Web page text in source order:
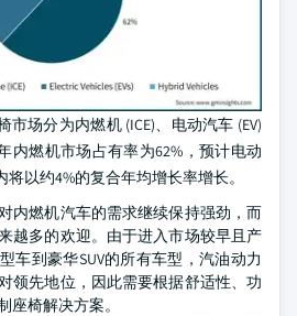
场分为内燃机 (ICE)、电动汽车 (EV)
内燃机市场占有率为62%，预计电动
将以约4%的复合年均增长率增长。
内燃机汽车的需求继续保持强劲，而
越多的欢迎。由于进入市场较早且产
车到豪华SUV的所有车型，汽油动力
领先地位，因此需要根据舒适性、功
座椅解决方案。